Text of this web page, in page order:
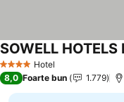
4 Stele Hotel
SOWELL
8,0 Foarte bun 1.779